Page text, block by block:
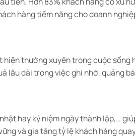
hàng tiềm năng cho doanh
thường xuyên trong cuộc sống
lâu dài trong việc ghi nhớ, quảng
hay kỷ niệm ngày thành lập,…
và gia tăng tỷ lệ khách hàng